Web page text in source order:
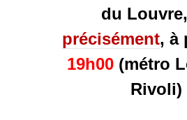
du Louvre,
précisément, à
19h00 (métro
Rivoli)